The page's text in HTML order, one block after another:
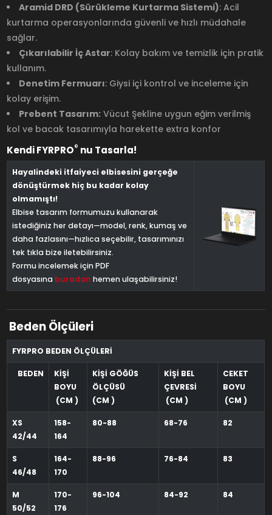
Aramid DRD (Sürükleme Kurtarma Sistemi): Acil
kurtarma operasyonlarında güvenli ve hızlı müdahale
sağlar.
Çıkarılabilir İç Astar: Kolay bakım ve temizlik için pratik
kullanım.
Denetim Fermuarı: Giysi içi kontrol ve inceleme için
kolay erişim.
Prebent Tasarım: Vücut Şekline uygun eğim verilmiş
kol ve bacak tasarımıyla harekette extra konfor
Kendi FYRPRO® nu Tasarla!
Hayalindeki itfaiyeci elbisesini gerçeğe
dönüştürmek hiç bu kadar kolay
olmamıştı!
Elbise tasarım formumuzu kullanarak
istediğiniz her detayı—model, renk, kumaş ve
daha fazlasını—hızlıca seçebilir, tasarımınızı
tek tıkla bize iletebilirsiniz.
Formu incelemek için PDF
dosyasına buradan hemen ulaşabilirsiniz!
Beden Ölçüleri
FYRPRO BEDEN ÖLÇÜLERİ
BEDEN
KİŞİ
BOYU
(CM )
KİŞİ GÖĞÜS
ÖLÇÜSÜ
(CM )
KİŞİ BEL
ÇEVRESİ
(CM )
CEKET
BOYU
(CM )
XS
42/44
158-
164
80-88 68-76 82
S
46/48
164-
170
88-96 76-84 83
M
50/52
170-
176
96-104 84-92 84